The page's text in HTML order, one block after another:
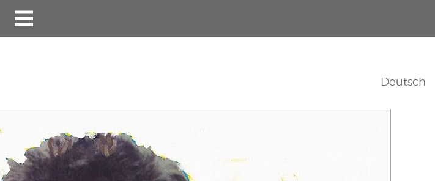
Deutsch